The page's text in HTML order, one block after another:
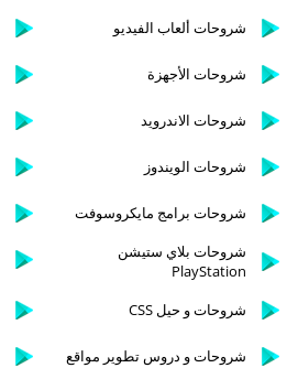
شروحات ألعاب الفيديو
شروحات الأجهزة
شروحات الاندرويد
شروحات الويندوز
شروحات برامج مايكروسوفت
شروحات بلاي ستيشن
PlayStation
شروحات و حيل CSS
شروحات و دروس تطوير مواقع